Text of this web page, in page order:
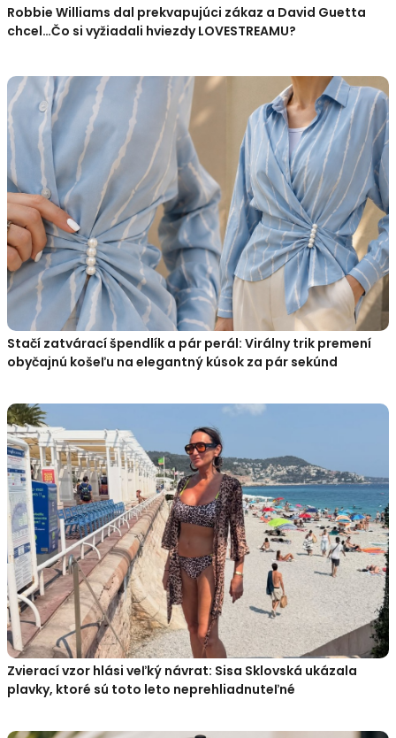
Robbie Williams dal prekvapujúci zákaz a David Guetta
chcel…Čo si vyžiadali hviezdy LOVESTREAMU?
Stačí zatvárací špendlík a pár perál: Virálny trik premení
obyčajnú košeľu na elegantný kúsok za pár sekúnd
Zvierací vzor hlási veľký návrat: Sisa Sklovská ukázala
plavky, ktoré sú toto leto neprehliadnuteľné